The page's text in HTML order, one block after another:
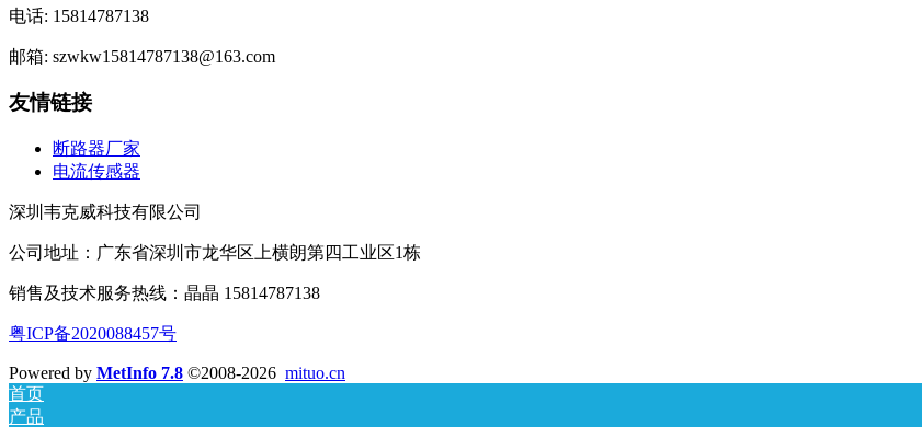
电话: 15814787138
邮箱: szwkw15814787138@163.com
友情链接
断路器厂家
电流传感器
深圳韦克威科技有限公司
公司地址：广东省深圳市龙华区上横朗第四工业区1栋
销售及技术服务热线：晶晶 15814787138
粤ICP备2020088457号
Powered by MetInfo 7.8 ©2008-2026 mituo.cn
首页
产品